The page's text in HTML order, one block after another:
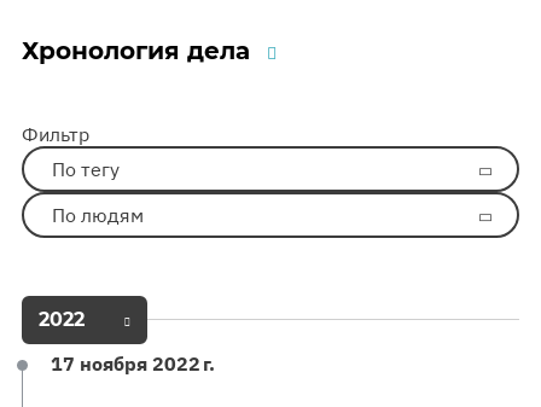
Хронология дела
Фильтр
По тегу
По людям
2022
17 ноября 2022 г.